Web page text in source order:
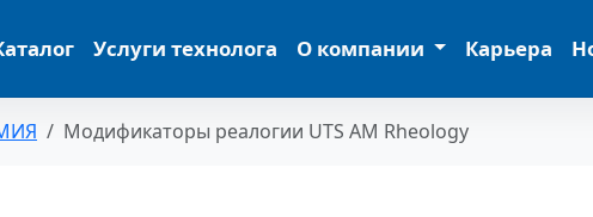
Услуги технолога О компании Карьера
Модификаторы реалогии UTS AM Rheology